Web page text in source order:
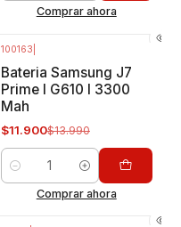
Comprar ahora
100163
Bateria Samsung J7
Prime I G610 I 3300
Mah
$11.900$13.990
Cantidad
Comprar ahora